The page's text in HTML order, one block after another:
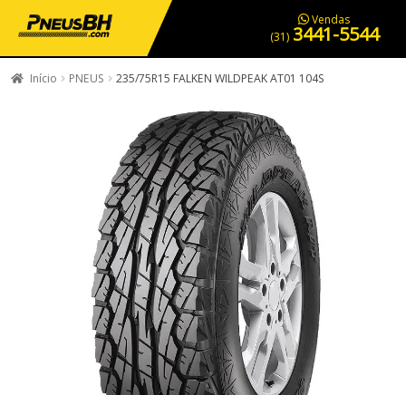
PNEUS EM OFERTA SERVIÇOS AUTOMOTIVOS NOSSA LOJA
Vendas
(31) 3441-5544
Início PNEUS 235/75R15 FALKEN WILDPEAK AT01 104S